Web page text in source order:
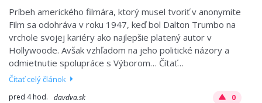
Príbeh amerického filmára, ktorý musel tvoriť v anonymite
Film sa odohráva v roku 1947, keď bol Dalton Trumbo na
vrchole svojej kariéry ako najlepšie platený autor v
Hollywoode. Avšak vzhľadom na jeho politické názory a
odmietnutie spolupráce s Výborom… Čítať…
Čítať celý článok
pred 4 hod. davdva.sk 0